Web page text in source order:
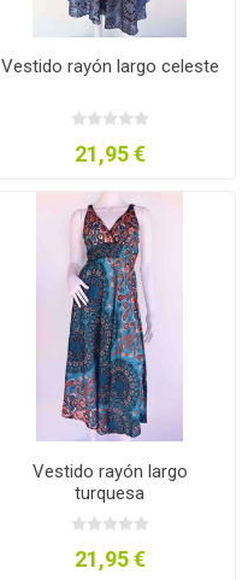
Vestido rayón largo celeste
21,95 €
Vestido rayón largo
turquesa
21,95 €